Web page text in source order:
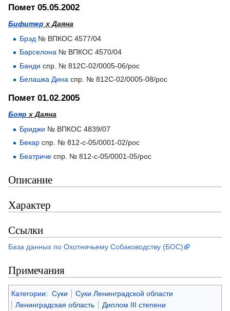
Помет 05.05.2002
Бифитер х Даяна
Брэд № ВПКОС 4577/04
Барселона № ВПКОС 4570/04
Банди спр. № 812С-02/0005-06/рос
Белашка Дина спр. № 812С-02/0005-08/рос
Помет 01.02.2005
Бояр х Даяна
Бриджи № ВПКОС 4839/07
Бекар спр. № 812-с-05/0001-02/рос
Беатриче спр. № 812-с-05/0001-05/рос
Описание
Характер
Ссылки
База данных по Охотничьему Собаководству (БОС)
Примечания
Категории: Суки
Суки Ленинградской области
Ленинградская область
Диплом III степени